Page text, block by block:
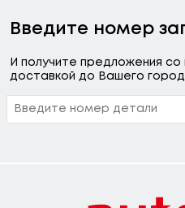
Введите номер
И получите предложения
доставкой до Вашего